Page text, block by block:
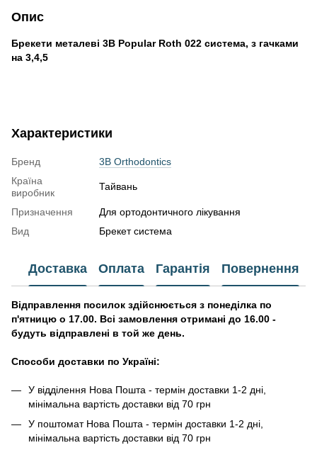
Опис
Брекети металеві 3B Popular Roth 022 система, з гачками
на 3,4,5
Характеристики
Бренд
3B Orthodontics
Країна
виробник
Тайвань
Призначення
Для ортодонтичного лікування
Вид
Брекет система
Доставка Оплата Гарантія Повернення
Відправлення посилок здійснюється з понеділка по
п'ятницю о 17.00. Всі замовлення отримані до 16.00 -
будуть відправлені в той же день.
Способи доставки по Україні:
У відділення Нова Пошта - термін доставки 1-2 дні,
мінімальна вартість доставки від 70 грн
У поштомат Нова Пошта - термін доставки 1-2 дні,
мінімальна вартість доставки від 70 грн